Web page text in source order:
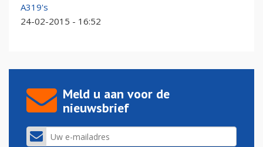
A319's
24-02-2015 - 16:52
Meld u aan voor de
nieuwsbrief